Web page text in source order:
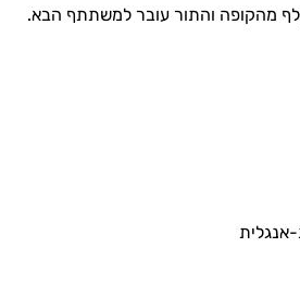
מהקופה והתור עובר למשתתף הבא.
אנגלית